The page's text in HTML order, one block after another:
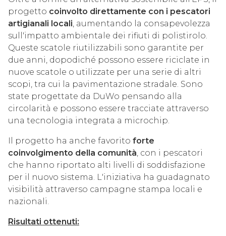
progetto coinvolto direttamente con i pescatori
artigianali locali , aumentando la consapevolezza
sull'impatto ambientale dei rifiuti di polistirolo.
Queste scatole riutilizzabili sono garantite per
due anni, dopodiché possono essere riciclate in
nuove scatole o utilizzate per una serie di altri
scopi, tra cui la pavimentazione stradale. Sono
state progettate da DuWo pensando alla
circolarità e possono essere tracciate attraverso
una tecnologia integrata a microchip.
Il progetto ha anche favorito forte
coinvolgimento della comunità , con i pescatori
che hanno riportato alti livelli di soddisfazione
per il nuovo sistema. L'iniziativa ha guadagnato
visibilità attraverso campagne stampa locali e
nazionali.
Risultati ottenuti: